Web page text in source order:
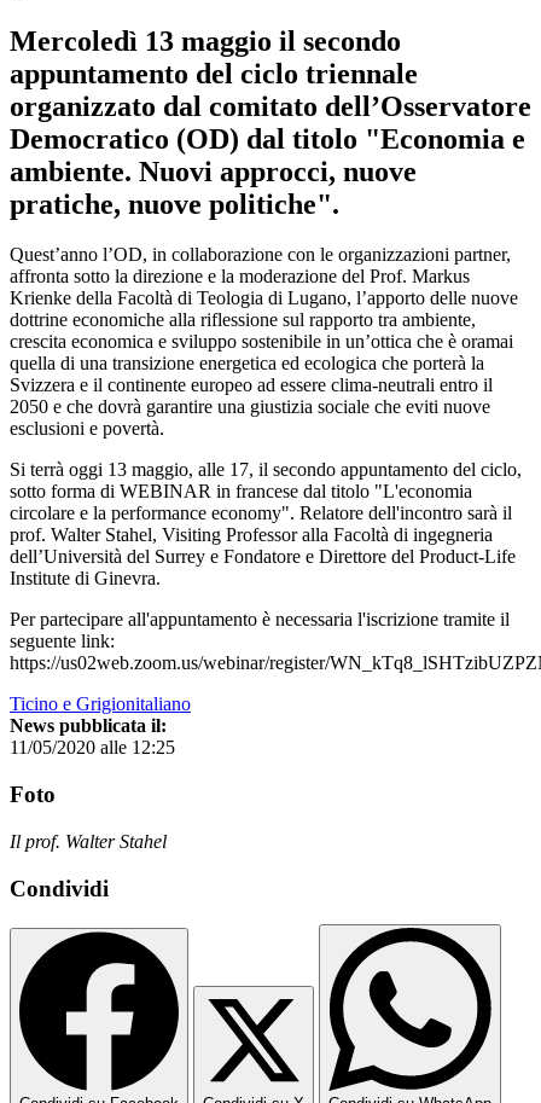
Mercoledì 13 maggio il secondo
appuntamento del ciclo triennale
organizzato dal comitato dell’Osservatore
Democratico (OD) dal titolo "Economia e
ambiente. Nuovi approcci, nuove
pratiche, nuove politiche".
Quest’anno l’OD, in collaborazione con le organizzazioni partner,
affronta sotto la direzione e la moderazione del Prof. Markus
Krienke della Facoltà di Teologia di Lugano, l’apporto delle nuove
dottrine economiche alla riflessione sul rapporto tra ambiente,
crescita economica e sviluppo sostenibile in un’ottica che è oramai
quella di una transizione energetica ed ecologica che porterà la
Svizzera e il continente europeo ad essere clima-neutrali entro il
2050 e che dovrà garantire una giustizia sociale che eviti nuove
esclusioni e povertà.
Si terrà oggi 13 maggio, alle 17, il secondo appuntamento del ciclo,
sotto forma di WEBINAR in francese dal titolo "L'economia
circolare e la performance economy". Relatore dell'incontro sarà il
prof. Walter Stahel, Visiting Professor alla Facoltà di ingegneria
dell’Università del Surrey e Fondatore e Direttore del Product-Life
Institute di Ginevra.
Per partecipare all'appuntamento è necessaria l'iscrizione tramite il
seguente link:
https://us02web.zoom.us/webinar/register/
Ticino e Grigionitaliano
News pubblicata il:
11/05/2020 alle 12:25
Foto
Il prof. Walter Stahel
Condividi